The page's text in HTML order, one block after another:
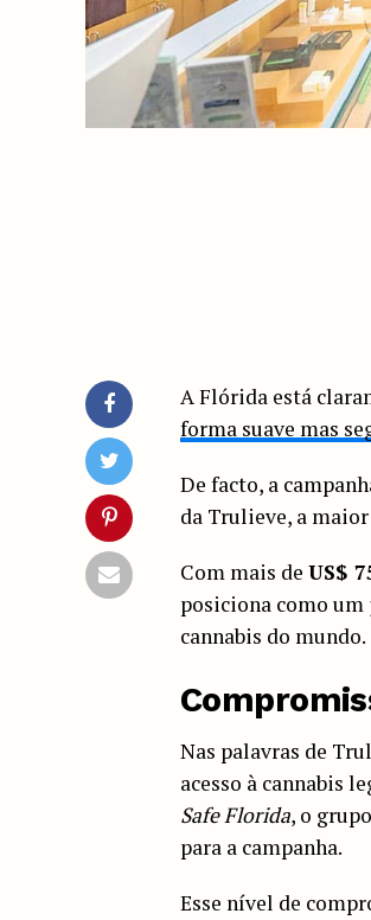
A Flórida está
forma suave mas
De facto, a
da Trulieve, a
Com mais de US$
posiciona como
cannabis do mundo.
Nas palavras de
acesso à cannabis
Safe Florida, o
para a campanha.
Esse nível de